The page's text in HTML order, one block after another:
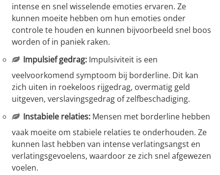
intense en snel wisselende emoties ervaren. Ze
kunnen moeite hebben om hun emoties onder
controle te houden en kunnen bijvoorbeeld snel boos
worden of in paniek raken.
Impulsief gedrag:Impulsiviteit is een
veelvoorkomend symptoom bij borderline. Dit kan
zich uiten in roekeloos rijgedrag, overmatig geld
uitgeven, verslavingsgedrag of zelfbeschadiging.
Instabiele relaties:Mensen met borderline hebben
vaak moeite om stabiele relaties te onderhouden. Ze
kunnen last hebben van intense verlatingsangst en
verlatingsgevoelens, waardoor ze zich snel afgewezen
voelen.